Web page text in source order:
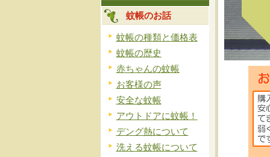
蚊帳のお話
蚊帳の種類と価格表
蚊帳の歴史
赤ちゃんの蚊帳
お客様の声
安全な蚊帳
アウトドアに蚊帳！
デング熱について
洗える蚊帳について